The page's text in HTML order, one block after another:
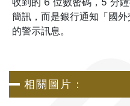
簡訊，而是銀行通知「國
的警示訊息。
相關圖片：